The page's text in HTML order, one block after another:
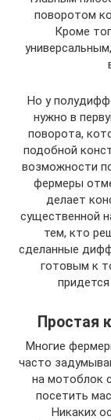
поворотом
Кроме
Но у
нужно в
поворота,
подобной
возможности
фермеры
делает
существенной
тем, кто
сделанные
готовым к
Простая
Многие
часто
на мотоблок
посетить
Никаких